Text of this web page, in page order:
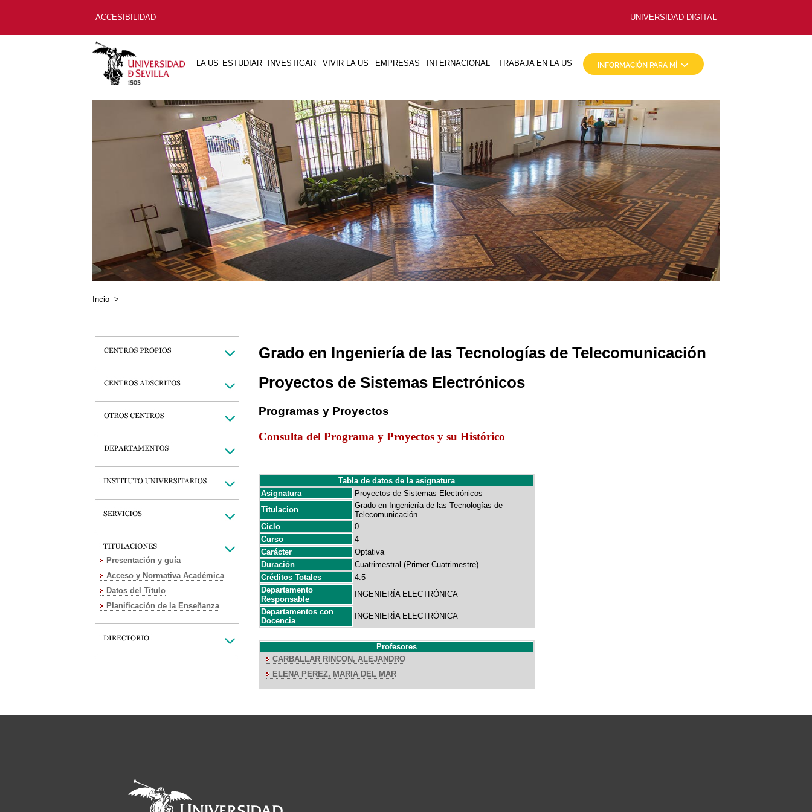
ACCESIBILIDAD UNIVERSIDAD DIGITAL
LA US ESTUDIAR INVESTIGAR VIVIR LA US EMPRESAS INTERNACIONAL TRABAJA EN LA US
Incio >
Presentación y guía
Acceso y Normativa Académica
Datos del Título
Planificación de la Enseñanza
Grado en Ingeniería de las Tecnologías de Telecomunicación
Proyectos de Sistemas Electrónicos
Programas y Proyectos
Consulta del Programa y Proyectos y su Histórico
Tabla de datos de la asignatura
Asignatura
Proyectos de Sistemas Electrónicos
Titulacion
Grado en Ingeniería de las Tecnologías de
Telecomunicación
Ciclo
0
Curso
4
Carácter
Optativa
Duración
Cuatrimestral (Primer Cuatrimestre)
Créditos Totales
4.5
Departamento
Responsable
INGENIERÍA ELECTRÓNICA
Departamentos con
Docencia
INGENIERÍA ELECTRÓNICA
Profesores
CARBALLAR RINCON, ALEJANDRO
ELENA PEREZ, MARIA DEL MAR